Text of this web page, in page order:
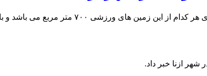
ازنا خبر داد.